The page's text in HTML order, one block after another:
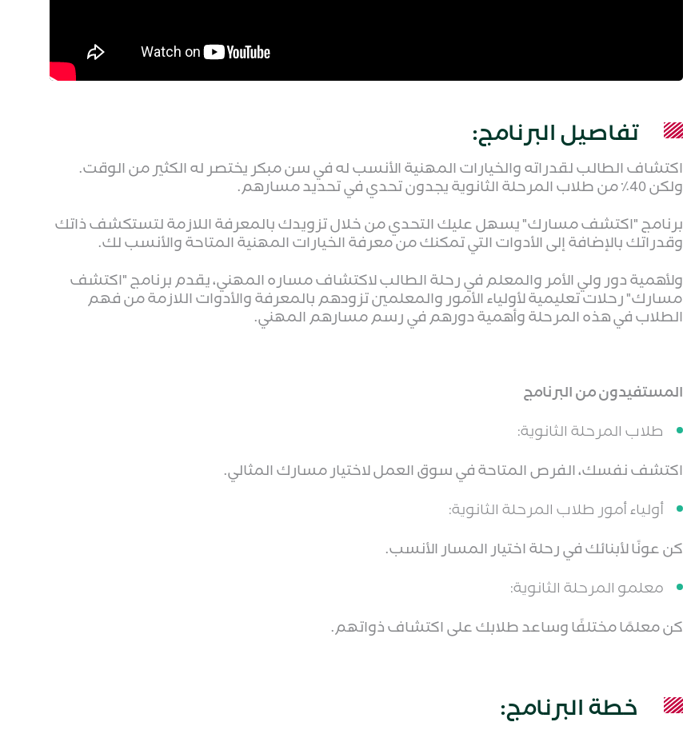
تفاصيل البرنامج:
اكتشاف الطالب لقدراته والخيارات المهنية الأنسب له في سن مبكر يختصر له الكثير من الوقت.
ولكن 40٪ من طلاب المرحلة الثانوية يجدون تحدي في تحديد مسارهم.
برنامج "اكتشف مسارك" يسهل عليك التحدي من خلال تزويدك بالمعرفة اللازمة لتستكشف ذاتك
وقدراتك بالإضافة إلى الأدوات التي تمكنك من معرفة الخيارات المهنية المتاحة والأنسب لك.
ولأهمية دور ولي الأمر والمعلم في رحلة الطالب لاكتشاف مساره المهني، يقدم برنامج "اكتشف
مسارك" رحلات تعليمية لأولياء الأمور والمعلمين تزودهم بالمعرفة والأدوات اللازمة من فهم
الطلاب في هذه المرحلة وأهمية دورهم في رسم مسارهم المهني.
المستفيدون من البرنامج
طلاب المرحلة الثانوية:
اكتشف نفسك، الفرص المتاحة في سوق العمل لاختيار مسارك المثالي.
أولياء أمور طلاب المرحلة الثانوية:
كن عونًا لأبنائك في رحلة اختيار المسار الأنسب.
معلمو المرحلة الثانوية:
كن معلمًا مختلفًا وساعد طلابك على اكتشاف ذواتهم.
خطة البرنامج: